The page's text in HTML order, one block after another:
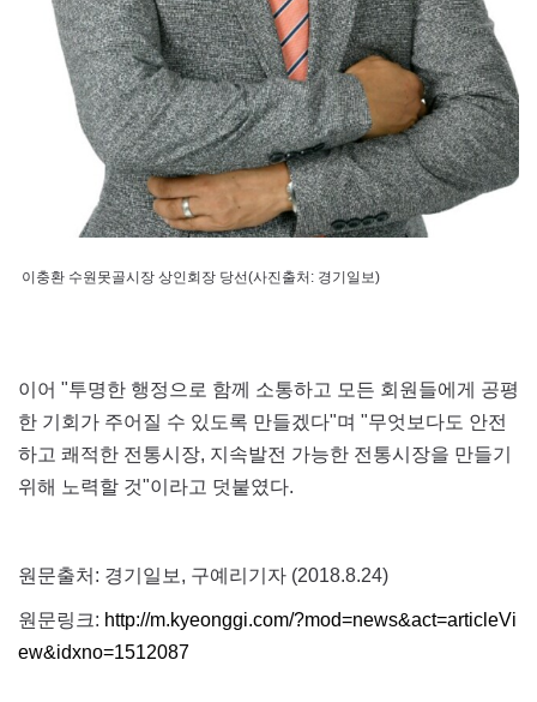
이충환 수원못골시장 상인회장 당선(사진출처: 경기일보)
이어 "투명한 행정으로 함께 소통하고 모든 회원들에게 공평
한 기회가 주어질 수 있도록 만들겠다"며 "무엇보다도 안전
하고 쾌적한 전통시장, 지속발전 가능한 전통시장을 만들기
위해 노력할 것"이라고 덧붙였다.
원문출처: 경기일보, 구예리기자 (2018.8.24)
원문링크: http://m.kyeonggi.com/?mod=news&act=articleVi
ew&idxno=1512087